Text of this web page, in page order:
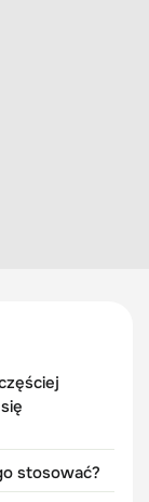
stosować?